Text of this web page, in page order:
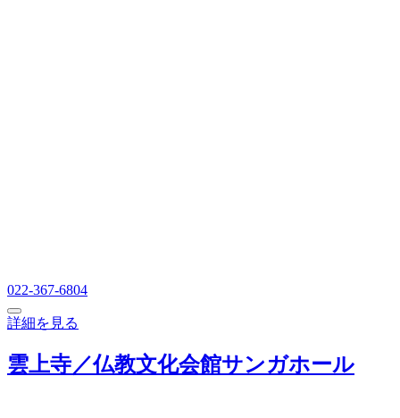
022-367-6804
詳細を見る
雲上寺／仏教文化会館サンガホール